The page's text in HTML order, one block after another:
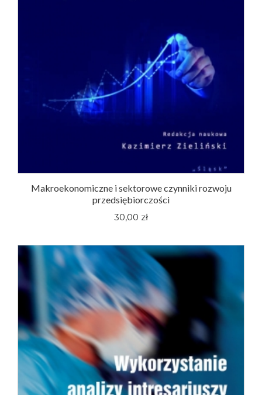
Makroekonomiczne i sektorowe czynniki rozwoju
przedsiębiorczości
30,00 zł